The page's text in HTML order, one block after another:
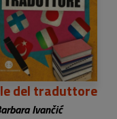
del traduttore
Ivančić